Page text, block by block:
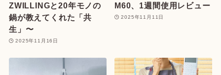
ZWILLINGと20年モノの
鍋が教えてくれた「共
生」〜
2025年11月16日
M60、1週間使用レビュー
2025年11月11日